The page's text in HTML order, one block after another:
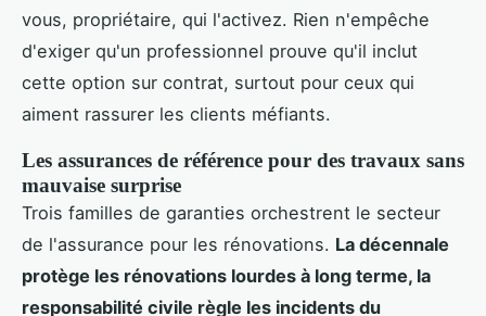
vous, propriétaire, qui l'activez. Rien n'empêche
d'exiger qu'un professionnel prouve qu'il inclut
cette option sur contrat, surtout pour ceux qui
aiment rassurer les clients méfiants.
Les assurances de référence pour des travaux sans
mauvaise surprise
Trois familles de garanties orchestrent le secteur
de l'assurance pour les rénovations. La décennale
protège les rénovations lourdes à long terme, la
responsabilité civile règle les incidents du